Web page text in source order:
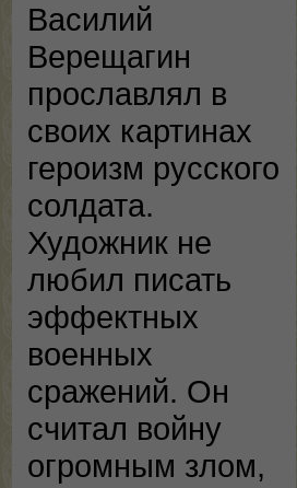
Василий
Верещагин
прославлял в
своих картинах
героизм русского
солдата.
Художник не
любил писать
эффектных
военных
сражений. Он
считал войну
огромным злом,